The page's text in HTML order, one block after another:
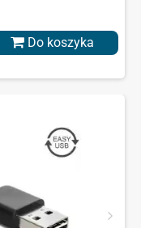
Do koszyka